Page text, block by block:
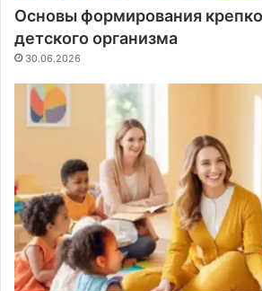
Основы формирования
детского организма
30.06.2026